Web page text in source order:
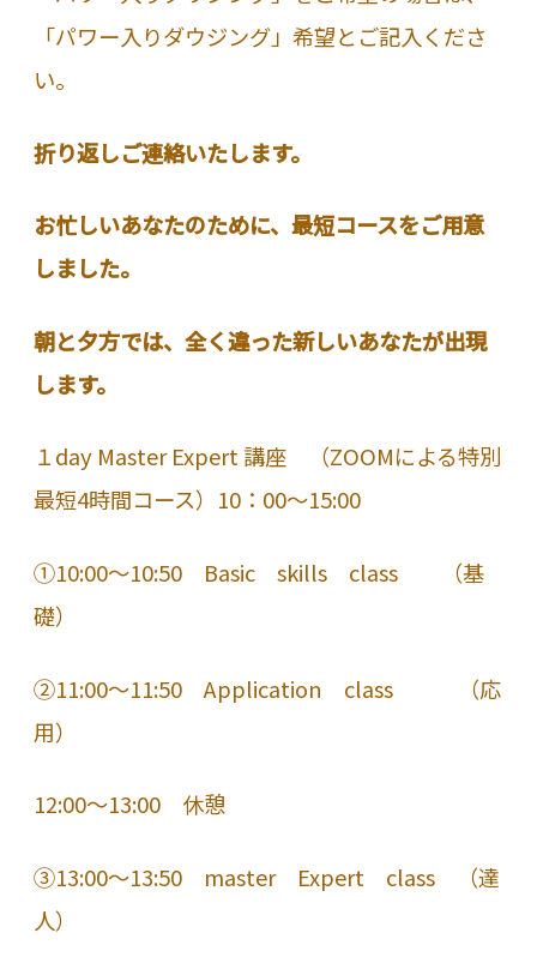
「パワー入りダウジング」希望とご記入くださ
い。
折り返しご連絡いたします。
お忙しいあなたのために、最短コースをご用意
しました。
朝と夕方では、全く違った新しいあなたが出現
します。
１day Master Expert 講座 （ZOOMによる特別
最短4時間コース）10：00～15:00
①10:00～10:50 Basic skills class （基
礎）
②11:00～11:50 Application class （応
用）
12:00～13:00 休憩
③13:00～13:50 master Expert class （達
人）